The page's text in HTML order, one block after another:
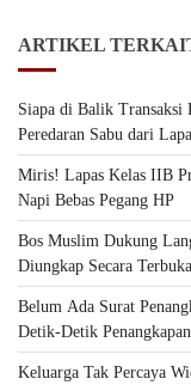
ARTIKEL
Siapa di Balik Transaksi
Peredaran Sabu dari
Miris! Lapas Kelas IIB
Napi Bebas Pegang HP
Bos Muslim Dukung
Diungkap Secara Terbuka
Belum Ada Surat
Detik-Detik Penangkapan
Keluarga Tak Percaya